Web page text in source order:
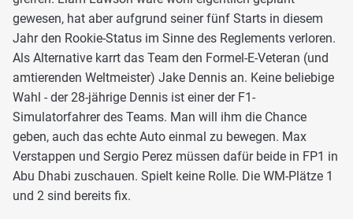
gewesen, hat aber aufgrund seiner fünf Starts in diesem
Jahr den Rookie-Status im Sinne des Reglements verloren.
Als Alternative karrt das Team den Formel-E-Veteran (und
amtierenden Weltmeister) Jake Dennis an. Keine beliebige
Wahl - der 28-jährige Dennis ist einer der F1-
Simulatorfahrer des Teams. Man will ihm die Chance
geben, auch das echte Auto einmal zu bewegen. Max
Verstappen und Sergio Perez müssen dafür beide in FP1 in
Abu Dhabi zuschauen. Spielt keine Rolle. Die WM-Plätze 1
und 2 sind bereits fix.